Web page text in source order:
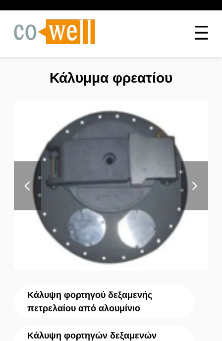
Κάλυψη φορτηγού δεξαμενής
πετρελαίου από αλουμίνιο
Κάλυψη φορτηγών δεξαμενών
Κάλυμμα φρεατίου